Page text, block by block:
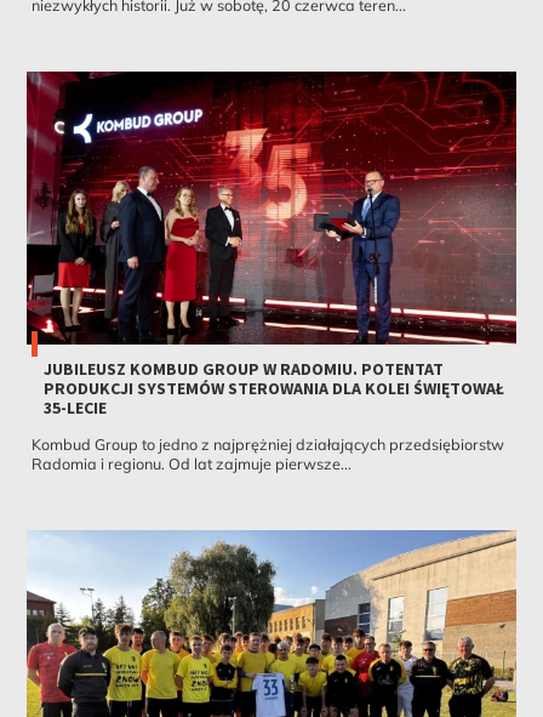
niezwykłych historii. Już w sobotę, 20 czerwca teren...
JUBILEUSZ KOMBUD GROUP W RADOMIU. POTENTAT
PRODUKCJI SYSTEMÓW STEROWANIA DLA KOLEI ŚWIĘTOWAŁ
35-LECIE
Kombud Group to jedno z najprężniej działających przedsiębiorstw
Radomia i regionu. Od lat zajmuje pierwsze...